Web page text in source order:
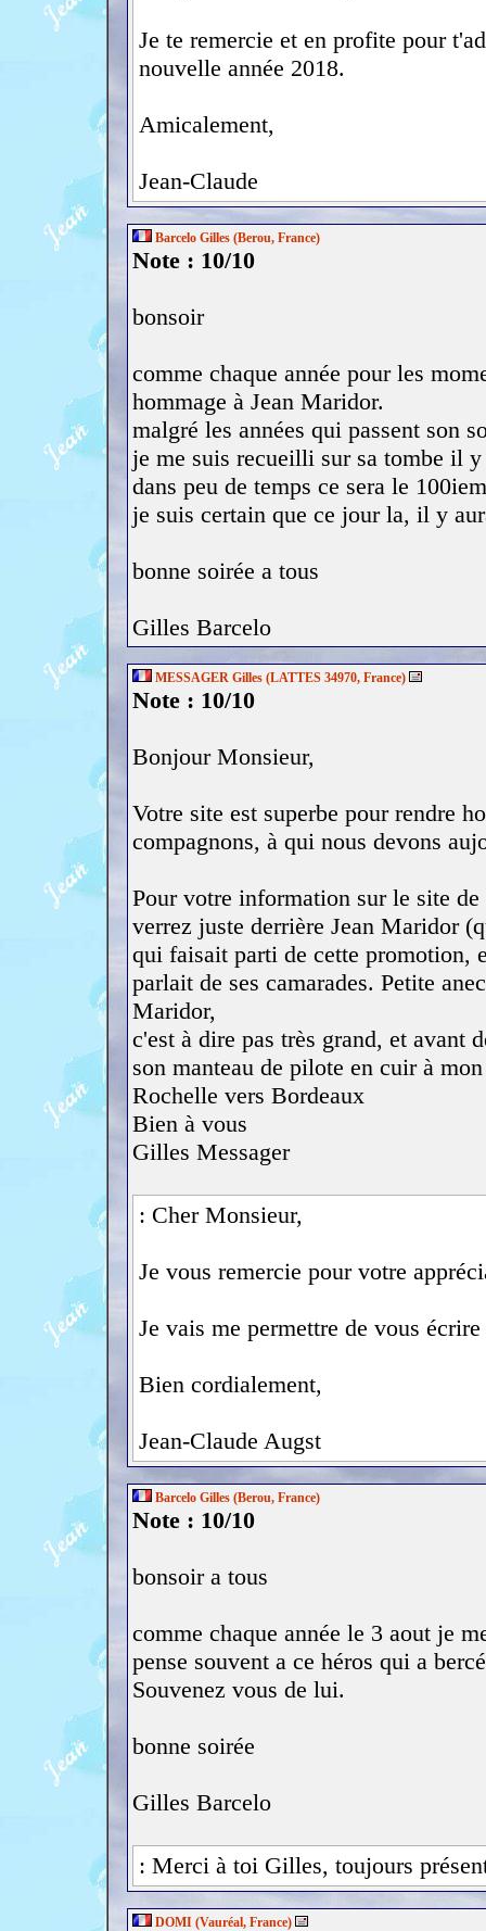
Je te remercie et en profite pour
nouvelle année 2018.
Amicalement,
Jean-Claude
Barcelo Gilles (Berou, France)
Note : 10/10
bonsoir
comme chaque année pour les
hommage à Jean Maridor.
malgré les années qui passent son
je me suis recueilli sur sa tombe il
dans peu de temps ce sera le
je suis certain que ce jour la, il y
bonne soirée a tous
Gilles Barcelo
MESSAGER Gilles (LATTES 34970, France)
Note : 10/10
Bonjour Monsieur,
Votre site est superbe pour rendre
compagnons, à qui nous devons
Pour votre information sur le site
verrez juste derrière Jean Maridor
qui faisait parti de cette promotion,
parlait de ses camarades. Petite
Maridor,
c'est à dire pas très grand, et avant
son manteau de pilote en cuir à
Rochelle vers Bordeaux
Bien à vous
Gilles Messager
: Cher Monsieur,
Je vous remercie pour votre
Je vais me permettre de vous
Bien cordialement,
Jean-Claude Augst
Barcelo Gilles (Berou, France)
Note : 10/10
bonsoir a tous
comme chaque année le 3 aout je
pense souvent a ce héros qui a
Souvenez vous de lui.
bonne soirée
Gilles Barcelo
: Merci à toi Gilles, toujours
DOMI (Vauréal, France)